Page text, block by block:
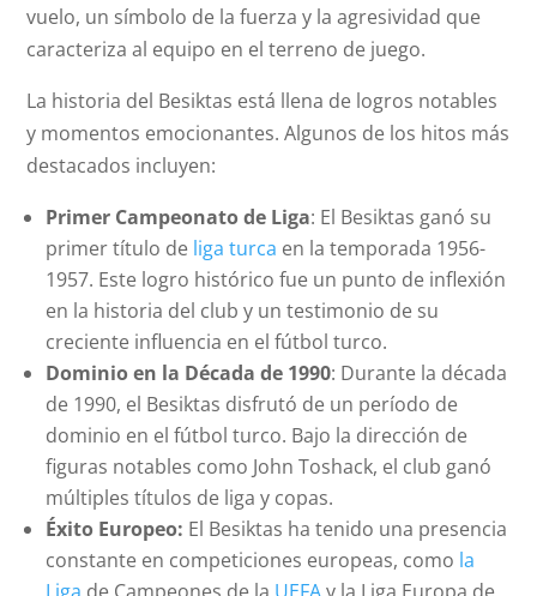
vuelo, un símbolo de la fuerza y la agresividad que
caracteriza al equipo en el terreno de juego.
La historia del Besiktas está llena de logros notables
y momentos emocionantes. Algunos de los hitos más
destacados incluyen:
Primer Campeonato de Liga: El Besiktas ganó su
primer título de liga turca en la temporada 1956-
1957. Este logro histórico fue un punto de inflexión
en la historia del club y un testimonio de su
creciente influencia en el fútbol turco.
Dominio en la Década de 1990: Durante la década
de 1990, el Besiktas disfrutó de un período de
dominio en el fútbol turco. Bajo la dirección de
figuras notables como John Toshack, el club ganó
múltiples títulos de liga y copas.
Éxito Europeo: El Besiktas ha tenido una presencia
constante en competiciones europeas, como la